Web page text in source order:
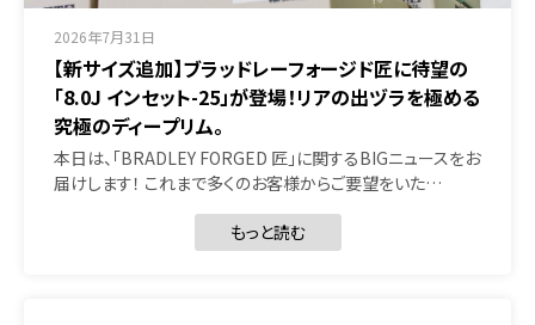
2026年7月31日
【新サイズ追加】ブラッドレーフォージド匠に待望の
「8.0J インセット-25」が登場！リアの出ヅラを極める
究極のディープリム。
本日は、「BRADLEY FORGED 匠」に関するBIGニュースをお
届けします！ これまで多くのお客様からご要望をいた…
もっと読む